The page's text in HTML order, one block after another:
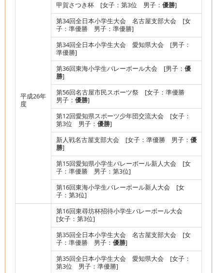
平成26年
度
甲賀さつき杯 [女子：第3位 男子： 優勝]
第34回全日本小学生大会 名古屋支部大会 [女
子：準優勝 男子：準優勝]
第34回全日本小学生大会 愛知県大会 [男子：
準優勝]
第36回東海小学生バレーボール大会 [男子： 優
勝]
第56回名古屋市民スポーツ祭 [女子：準優勝
男子： 優勝]
第12回愛知県スポーツ少年団交流大会 [女子：
第3位 男子： 優勝]
新人戦名古屋支部大会 [女子：準優勝 男子： 優
勝]
第15回愛知県小学生バレーボール新人大会 [女
子：準優勝 男子：第3位]
第16回東海小学生バレーボール新人大会 [女
子：第3位]
第16回東尋坊杯招待小学生バレーボール大会
[女子：第3位]
第35回全日本小学生大会 名古屋支部大会 [女
子：準優勝 男子： 優勝]
第35回全日本小学生大会 愛知県大会 [女子：
第3位 男子：準優勝]